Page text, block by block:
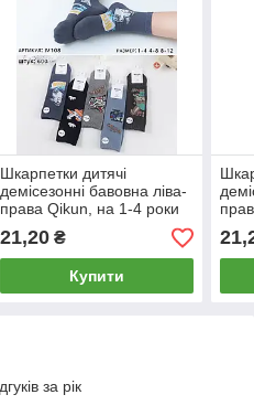
Шкарпетки дитячі
демісезонні бавовна ліва-
права Qikun, на 1-4 роки
(14-16 розмір), асорті,
M108
21,20₴
Купити
(14-
за рік